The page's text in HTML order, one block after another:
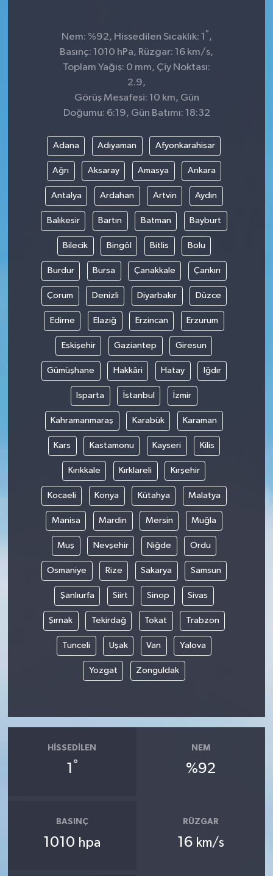
Nem: %92, Hissedilen Sıcaklık: 1 ° ,
Basınç: 1010 hPa, Rüzgar: 16 km/s,
Toplam Yağış: 0 mm, Çiy Noktası:
2.9,
Görüş Mesafesi: 10 km, Gün
Doğumu: 6:19, Gün Batımı: 18:32
Adana Adıyaman Afyonkarahisar
Ağrı Aksaray Amasya Ankara
Antalya Ardahan Artvin Aydın
Balıkesir Bartın Batman Bayburt
Bilecik Bingöl Bitlis Bolu
Burdur Bursa Çanakkale Çankırı
Çorum Denizli Diyarbakır Düzce
Edirne Elazığ Erzincan Erzurum
Eskişehir Gaziantep Giresun
Gümüşhane Hakkâri Hatay Iğdır
Isparta İstanbul İzmir
Kahramanmaraş Karabük Karaman
Kars Kastamonu Kayseri Kilis
Kırıkkale Kırklareli Kırşehir
Kocaeli Konya Kütahya Malatya
Manisa Mardin Mersin Muğla
Muş Nevşehir Niğde Ordu
Osmaniye Rize Sakarya Samsun
Şanlıurfa Siirt Sinop Sivas
Şırnak Tekirdağ Tokat Trabzon
Tunceli Uşak Van Yalova
Yozgat Zonguldak
HISSEDILEN
1 °
NEM
%92
BASINÇ
1010 hpa
RÜZGAR
16 km/s